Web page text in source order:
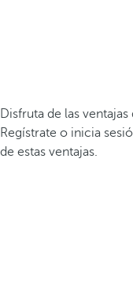
Disfruta de las
Regístrate o inicia
de estas ventajas.